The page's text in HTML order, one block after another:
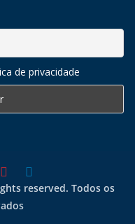
de privacidade
reserved. Todos os